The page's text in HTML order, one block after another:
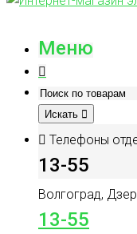
Меню
Искать
Телефоны
13-55
Волгоград,
13-55